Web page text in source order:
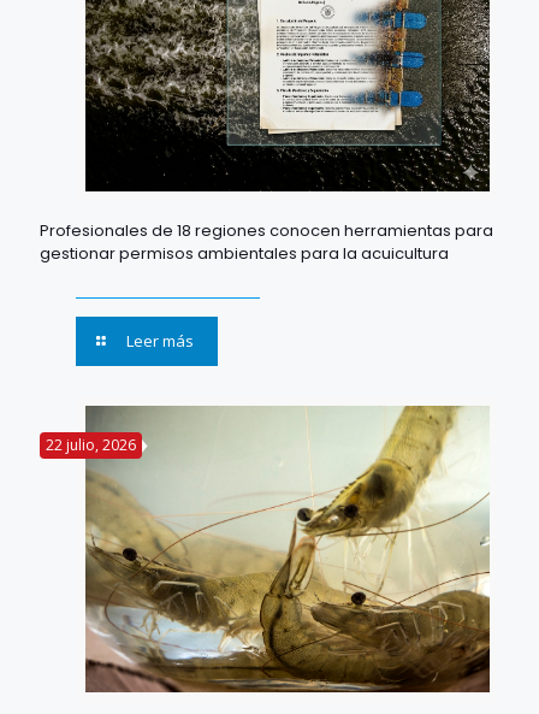
Profesionales de 18 regiones conocen herramientas para
gestionar permisos ambientales para la acuicultura
Leer más
22 julio, 2026